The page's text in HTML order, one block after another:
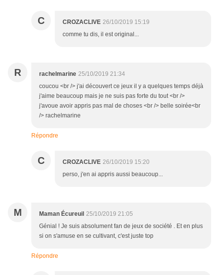
C CROZACLIVE 26/10/2019 15:19
comme tu dis, il est original...
R rachelmarine 25/10/2019 21:34
coucou <br /> j'ai découvert ce jeux il y a quelques temps déjà
j'aime beaucoup mais je ne suis pas forte du tout <br />
j'avoue avoir appris pas mal de choses <br /> belle soirée<br
/> rachelmarine
Répondre
C CROZACLIVE 26/10/2019 15:20
perso, j'en ai appris aussi beaucoup...
M Maman Écureuil 25/10/2019 21:05
Génial ! Je suis absolument fan de jeux de société . Et en plus
si on s'amuse en se cultivant, c'est juste top
Répondre